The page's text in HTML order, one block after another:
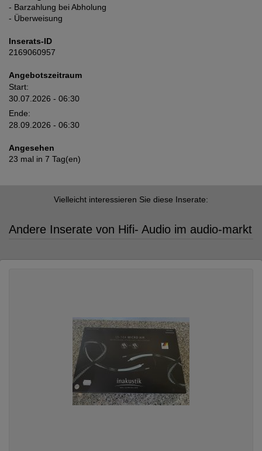
- Barzahlung bei Abholung
- Überweisung
Inserats-ID
2169060957
Angebotszeitraum
Start:
30.07.2026 - 06:30
Ende:
28.09.2026 - 06:30
Angesehen
23 mal in 7 Tag(en)
Vielleicht interessieren Sie diese Inserate:
Andere Inserate von Hifi- Audio im audio-markt